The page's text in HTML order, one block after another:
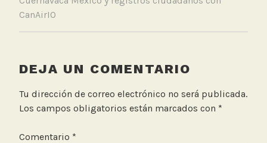
CanAirIO
DEJA UN COMENTARIO
Tu dirección de correo electrónico no será publicada.
Los campos obligatorios están marcados con *
Comentario *